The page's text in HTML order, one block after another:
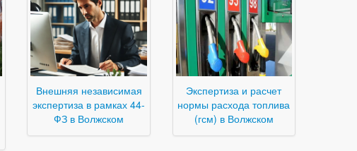
Внешняя независимая
экспертиза в рамках 44-
ФЗ в Волжском
Экспертиза и расчет
нормы расхода топлива
(гсм) в Волжском